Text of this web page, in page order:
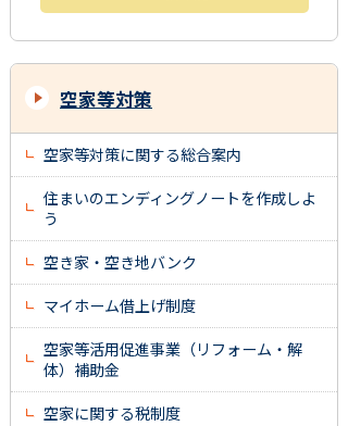
空家等対策
空家等対策に関する総合案内
住まいのエンディングノートを作成しよ
う
空き家・空き地バンク
マイホーム借上げ制度
空家等活用促進事業（リフォーム・解
体）補助金
空家に関する税制度